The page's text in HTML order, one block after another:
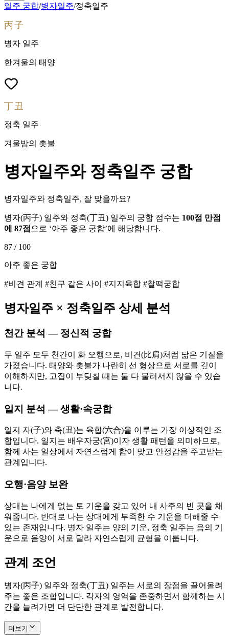
일주 궁합/병자일주/정축일주
丙子
병자 일주
한겨울의 태양
丁丑
정축 일주
겨울밤의 촛불
병자일주와 정축일주 궁합
병자일주와 정축일주, 잘 맞을까요?
병자(丙子) 일주와 정축(丁丑) 일주의 궁합 점수는 100점 만점
에 87점 으로 ‘아주 좋은 궁합’에 해당합니다.
87 / 100
아주 좋은 궁합
#비견 관계 #친구 같은 사이 #지지육합 #찰떡궁합
병자일주 × 정축일주 상세 분석
천간 분석 — 정신적 궁합
두 일주 모두 천간이 화 오행으로, 비견(比肩)처럼 닮은 기질을
가졌습니다. 태양와 촛불가 나란히 선 형상으로 서로를 깊이
이해하지만, 고집이 부딪칠 때는 둘 다 물러서지 않을 수 있습
니다.
일지 분석 — 생활·속궁합
일지 자(子)와 축(丑)는 육합(六合)을 이루는 가장 이상적인 조
합입니다. 일지는 배우자궁(宮)이자 생활 패턴을 의미하므로,
함께 사는 일상에서 자연스럽게 합이 맞고 안정감을 주고받는
관계입니다.
오행·음양 보완
상대는 나에게 없는 토 기운을 갖고 있어 내 사주의 빈 곳을 채
워줍니다. 반대로 나는 상대에게 부족한 수 기운을 더해줄 수
있는 존재입니다. 병자 일주는 양의 기운, 정축 일주는 음의 기
운으로 음양이 서로 달라 자연스럽게 균형을 이룹니다.
관계 조언
병자(丙子) 일주와 정축(丁丑) 일주는 서로의 장점을 끌어올려
주는 좋은 조합입니다. 각자의 영역을 존중하면서 함께하는 시
간을 늘려가면 더 단단한 관계로 발전합니다.
더보기